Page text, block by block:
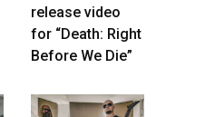
release video
for “Death: Right
Before We Die”